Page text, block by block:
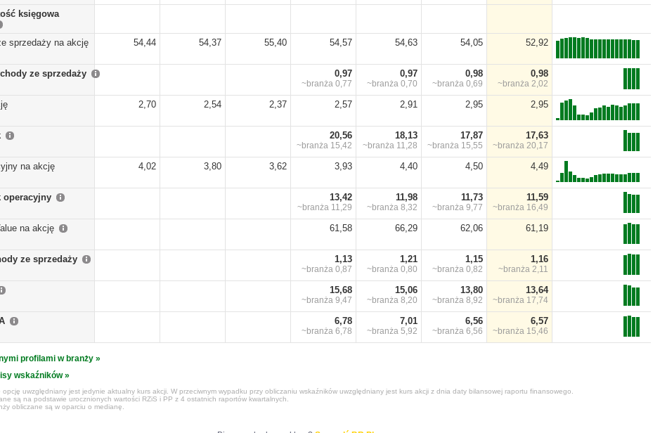
księgowa
sprzedaży na akcję
54,44 54,37 55,40 54,57 54,63 54,05 52,92
ze sprzedaży 0,97
~branża 0,77
0,97
~branża 0,70
0,98
~branża 0,69
0,98
~branża 2,02
2,70 2,54 2,37 2,57 2,91 2,95 2,95
20,56
~branża 15,42
18,13
~branża 11,28
17,87
~branża 15,55
17,63
~branża 20,17
na akcję 4,02 3,80 3,62 3,93 4,40 4,50 4,49
operacyjny 13,42
~branża 11,29
11,98
~branża 8,32
11,73
~branża 9,77
11,59
~branża 16,49
na akcję 61,58 66,29 62,06 61,19
ze sprzedaży 1,13
~branża 0,87
1,21
~branża 0,80
1,15
~branża 0,82
1,16
~branża 2,11
15,68
~branża 9,47
15,06
~branża 8,20
13,80
~branża 8,92
13,64
~branża 17,74
6,78
~branża 6,78
7,01
~branża 5,92
6,56
~branża 6,56
6,57
~branża 15,46
profilami w branży »
wskaźników »
uwzględniany jest jedynie aktualny kurs akcji. W przeciwnym wypadku przy obliczaniu wskaźników uwzględniany jest kurs akcji z dnia daty bilansowej raportu finansowego.
są na podstawie urocznionych wartości RZiS i PP z 4 ostatnich raportów kwartalnych.
obliczane są w oparciu o medianę.